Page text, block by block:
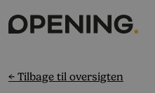
← Tilbage til oversigten